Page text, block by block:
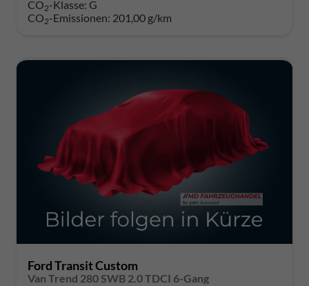
CO2-Klasse: G
CO2-Emissionen: 201,00 g/km
Ford Transit Custom
Van Trend 280 SWB 2.0 TDCI 6-Gang